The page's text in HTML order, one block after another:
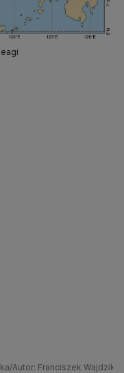
Autor: Franciszek Wajdzik